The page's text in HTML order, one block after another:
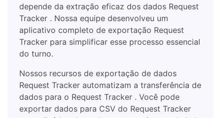
depende da extração eficaz dos dados Request
Tracker . Nossa equipe desenvolveu um
aplicativo completo de exportação Request
Tracker para simplificar esse processo essencial
do turno.
Nossos recursos de exportação de dados
Request Tracker automatizam a transferência de
dados para o Request Tracker . Você pode
exportar dados para CSV do Request Tracker